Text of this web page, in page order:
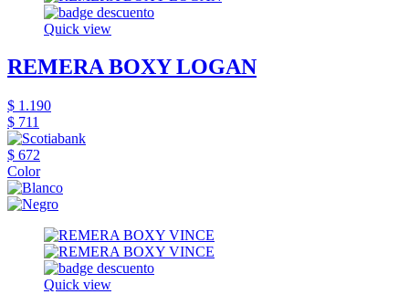
Quick view
REMERA BOXY LOGAN
$ 1.190
$ 711
$ 672
Color
Quick view